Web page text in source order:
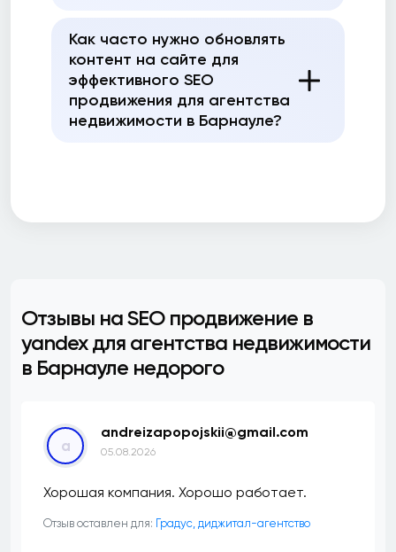
Как часто нужно обновлять
контент на сайте для
эффективного SEO
продвижения для агентства
недвижимости в Барнауле?
Отзывы на SEO продвижение в
yandex для агентства недвижимости
в Барнауле недорого
a
andreizapopojskii@gmail.com
05.08.2026
Хорошая компания. Хорошо работает.
Отзыв оставлен для: ​Градус, диджитал-агентство